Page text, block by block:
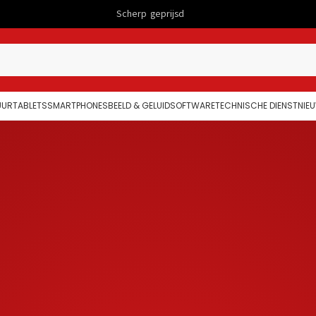
TABLETSSMARTPHONESBEELD & GELUIDSOFTWARETECHNISCHE DIENST